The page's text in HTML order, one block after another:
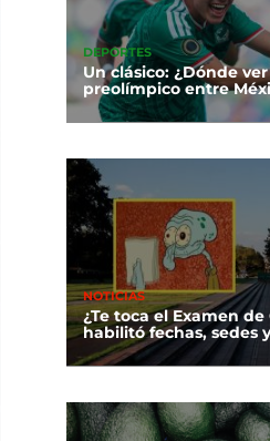
DEPORTES
Un clásico: ¿Dónde
preolímpico entre
NOTICIAS
¿Te toca el Examen
habilitó fechas, sedes